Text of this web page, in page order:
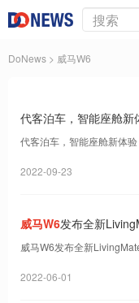
DoNews > 威马W6
代客泊车，智能座舱新
代客泊车，智能座舱新体
2022-09-23
威马W6发布全新
级
威马W6发布全新
2022-06-01